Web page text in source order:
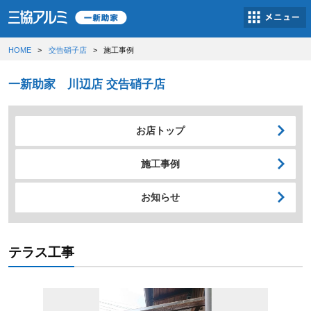
HOME 交告硝子店 施工事例
一新助家 川辺店 交告硝子店
お店トップ
施工事例
お知らせ
テラス工事